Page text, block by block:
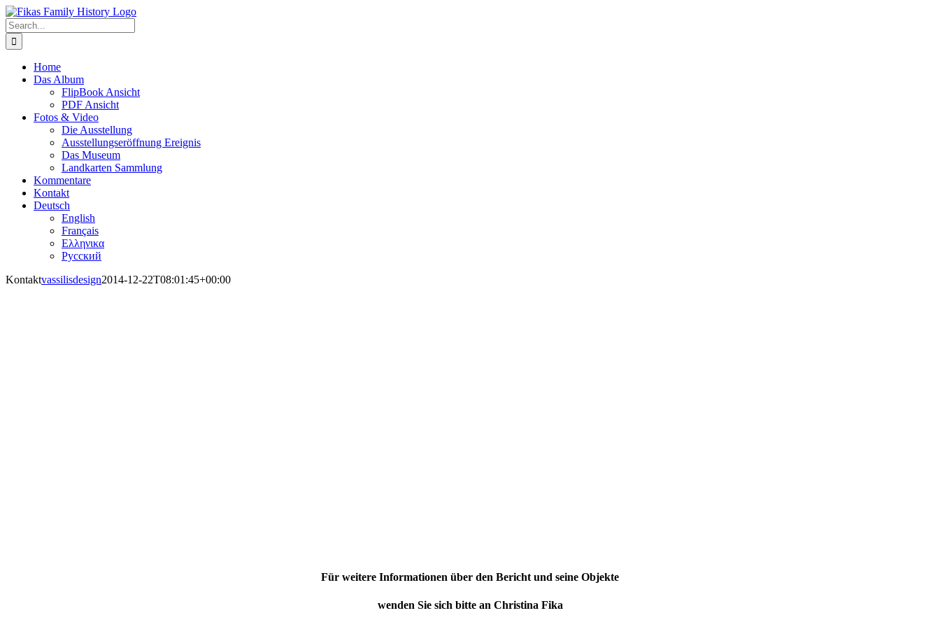
Skip
to
content
Search
for:
Home
Das Album
FlipBook Ansicht
PDF Ansicht
Fotos & Video
Die Ausstellung
Ausstellungseröffnung Ereignis
Das Museum
Landkarten Sammlung
Kommentare
Kontakt
Deutsch
English
Français
Ελληνικα
Русский
Kontaktvassilisdesign2014-12-22T08:01:45+00:00
Für weitere Informationen über den Bericht und seine Objekte
wenden Sie sich bitte an Christina Fika